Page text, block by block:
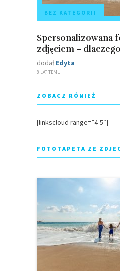
BEZ KATEGORII
Spersonalizowana
zdjęciem –
dodał Edyta
8 LAT TEMU
ZOBACZ RÓNIEŻ
[linkscloud range=”4-5″]
FOTOTAPETA ZE